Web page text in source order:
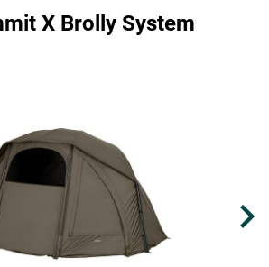
X Brolly System